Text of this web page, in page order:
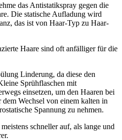
das Antistatikspray gegen die
Die statische Aufladung wird
das ist von Haar-Typ zu Haar-
Haare sind oft anfälliger für die
Linderung, da diese den
Sprühflaschen mit
einsetzen, um den Haaren bei
Wechsel von einem kalten in
Spannung zu nehmen.
schneller auf, als lange und